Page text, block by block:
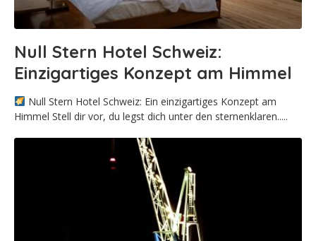
Null Stern Hotel Schweiz:
Einzigartiges Konzept am Himmel
Null Stern Hotel Schweiz: Ein einzigartiges Konzept am
Himmel Stell dir vor, du legst dich unter den sternenklaren.....